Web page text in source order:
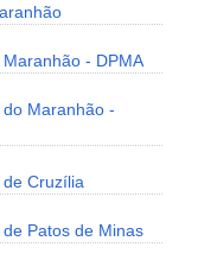
- DPMA
Maranhão -
Cruzília
Patos de Minas